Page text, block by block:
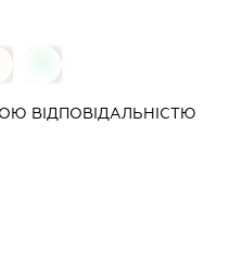
ВІДПОВІДАЛЬНІСТЮ